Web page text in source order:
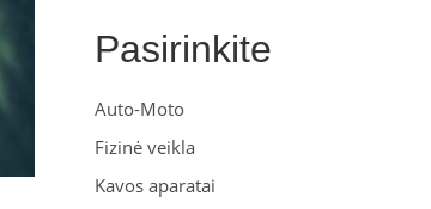
Pasirinkite
Auto-Moto
Fizinė veikla
Kavos aparatai